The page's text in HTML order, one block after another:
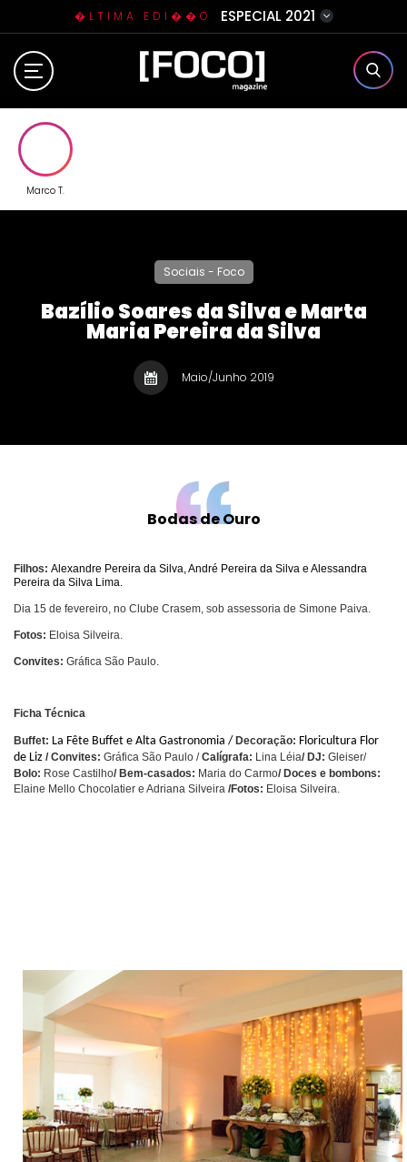
�LTIMA EDI��O ESPECIAL 2021
Home
Contato
Marco T.
Sociais - Foco
Bazílio Soares da Silva e Marta
Maria Pereira da Silva
Maio/Junho 2019
Bodas de Ouro
Filhos: Alexandre Pereira da Silva, André Pereira da Silva e Alessandra
Pereira da Silva Lima.
Dia 15 de fevereiro, no Clube Crasem, sob assessoria de Simone Paiva.
Fotos: Eloisa Silveira.
Convites: Gráfica São Paulo.
Ficha Técnica
Buffet: La Fête Buffet e Alta Gastronomia / Decoração: Floricultura Flor
de Liz / Convites: Gráfica São Paulo /Calígrafa: Lina Léia/ DJ: Gleiser/
Bolo: Rose Castilho/ Bem-casados: Maria do Carmo/ Doces e bombons:
Elaine Mello Chocolatier e Adriana Silveira /Fotos: Eloisa Silveira.